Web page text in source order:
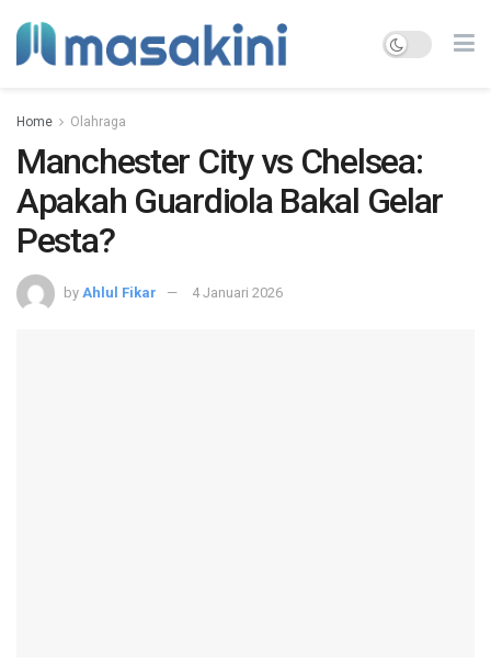
Home Olahraga
Manchester City vs Chelsea:
Apakah Guardiola Bakal Gelar
Pesta?
by Ahlul Fikar 4 Januari 2026